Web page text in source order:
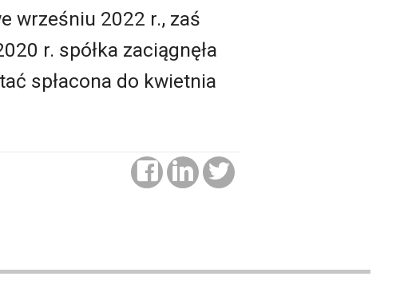
wrześniu 2022 r., zaś
r. spółka zaciągnęła
spłacona do kwietnia